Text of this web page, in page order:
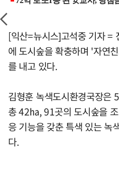
[익산=뉴시스]고석중 기자 =
에 도시숲을 확충하며 '자연
를 내고 있다.
김형훈 녹색도시환경국장은
총 42㏊, 91곳의 도시숲을
응 기능을 갖춘 특색 있는 녹
다.